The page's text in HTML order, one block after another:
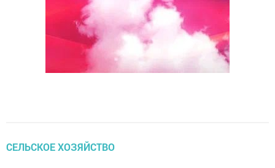
СЕЛЬСКОЕ ХОЗЯЙСТВО